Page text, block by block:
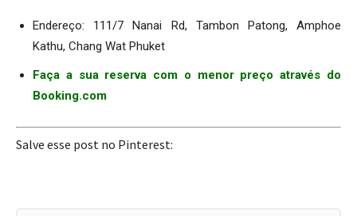
Endereço: 111/7 Nanai Rd, Tambon Patong, Amphoe
Kathu, Chang Wat Phuket
Faça a sua reserva com o menor preço através do
Booking.com
Salve esse post no Pinterest: